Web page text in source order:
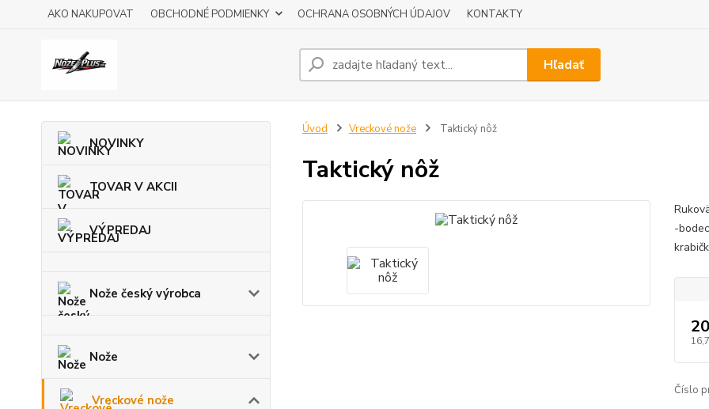
AKO NAKUPOVAT OBCHODNÉ PODMIENKY OCHRANA OSOBNÝCH ÚDAJOV KONTAKTY
Hľadať
NOVINKY
TOVAR V AKCII
VÝPREDAJ
Nože český výrobca
Nože
Vreckové nože
Úvod Vreckové nože Taktický nôž
Taktický nôž
-
Číslo